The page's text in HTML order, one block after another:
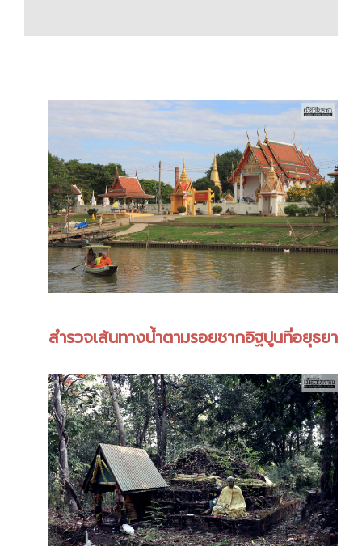
สำรวจเส้นทางน้ำตามรอยซากอิฐปูนที่อยุธยา